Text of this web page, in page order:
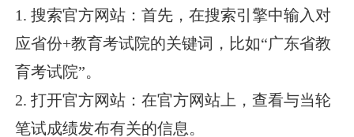
1. 搜索官方网站：首先，在搜索引擎中输入对
应省份+教育考试院的关键词，比如“广东省教
育考试院”。
2. 打开官方网站：在官方网站上，查看与当轮
笔试成绩发布有关的信息。